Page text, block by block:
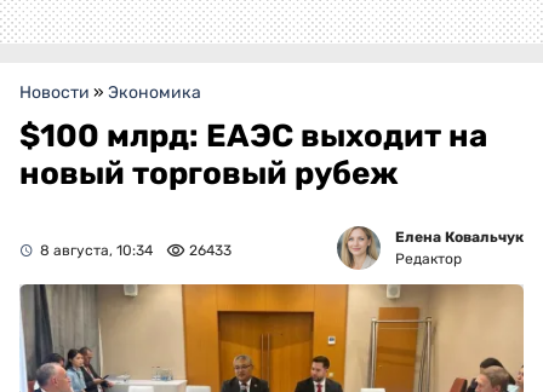
Новости » Экономика
$100 млрд: ЕАЭС выходит на
новый торговый рубеж
8 августа, 10:34 26433
Елена Ковальчук
Редактор